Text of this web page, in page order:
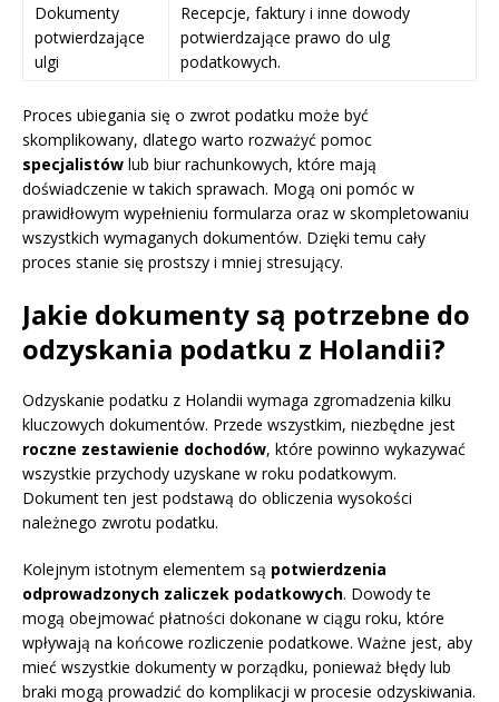
Dokumenty
potwierdzające
ulgi
Recepcje, faktury i inne dowody
potwierdzające prawo do ulg
podatkowych.
Proces ubiegania się o zwrot podatku może być
skomplikowany, dlatego warto rozważyć pomoc
specjalistów lub biur rachunkowych, które mają
doświadczenie w takich sprawach. Mogą oni pomóc w
prawidłowym wypełnieniu formularza oraz w skompletowaniu
wszystkich wymaganych dokumentów. Dzięki temu cały
proces stanie się prostszy i mniej stresujący.
Jakie dokumenty są potrzebne do
odzyskania podatku z Holandii?
Odzyskanie podatku z Holandii wymaga zgromadzenia kilku
kluczowych dokumentów. Przede wszystkim, niezbędne jest
roczne zestawienie dochodów, które powinno wykazywać
wszystkie przychody uzyskane w roku podatkowym.
Dokument ten jest podstawą do obliczenia wysokości
należnego zwrotu podatku.
Kolejnym istotnym elementem są potwierdzenia
odprowadzonych zaliczek podatkowych. Dowody te
mogą obejmować płatności dokonane w ciągu roku, które
wpływają na końcowe rozliczenie podatkowe. Ważne jest, aby
mieć wszystkie dokumenty w porządku, ponieważ błędy lub
braki mogą prowadzić do komplikacji w procesie odzyskiwania.